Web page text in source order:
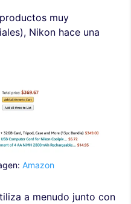
muy
Nikon hace una
Amazon
a menudo junto con